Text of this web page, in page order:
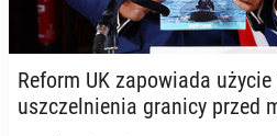
Reform UK za­po­wia­da
uszczel­nie­nia granicy przed